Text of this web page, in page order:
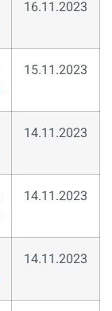
16.11.2023
15.11.2023
14.11.2023
14.11.2023
14.11.2023